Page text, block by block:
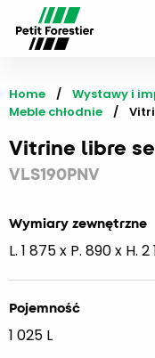
Home
Wystawy i
Meble chłodnie
Vitrine libre
VLS190PNV
Wymiary zewnętrzne
L. 1 875 x P. 890 x H.
Pojemność
1 025 L